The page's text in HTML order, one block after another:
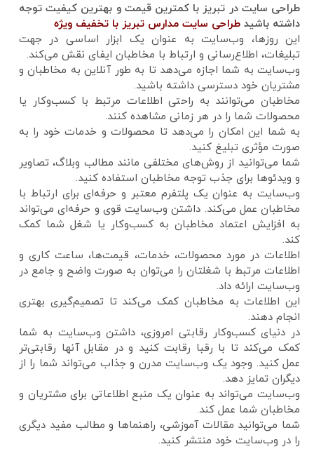
طراحی سایت در تبریز با کمترین قیمت و بهترین کیفیت توجه
داشته باشید طراحی سایت مدارس تبریز با تخفیف ویژه
این روزها، وب‌سایت به عنوان یک ابزار اساسی در جهت
تبلیغات، اطلاع‌رسانی و ارتباط با مخاطبان ایفای نقش می‌کند.
وب‌سایت به شما اجازه می‌دهد تا به طور آنلاین به مخاطبان و
مشتریان خود دسترسی داشته باشید.
مخاطبان می‌توانند به راحتی اطلاعات مرتبط با کسب‌وکار یا
محصولات شما را در هر زمانی مشاهده کنند.
به شما این امکان را می‌دهد تا محصولات و خدمات خود را به
صورت مؤثری تبلیغ کنید.
شما می‌توانید از روش‌های مختلفی مانند مطالب وبلاگ، تصاویر
و ویدئوها برای جذب توجه مخاطبان استفاده کنید.
وب‌سایت به عنوان یک پلتفرم معتبر و حرفه‌ای برای ارتباط با
مخاطبان عمل می‌کند. داشتن وب‌سایت قوی و حرفه‌ای می‌تواند
به افزایش اعتماد مخاطبان به کسب‌وکار یا شغل شما کمک
کند.
اطلاعات در مورد محصولات، خدمات، قیمت‌ها، ساعت کاری و
اطلاعات مرتبط با شغلتان را می‌توان به صورت واضح و جامع در
وب‌سایت ارائه داد.
این اطلاعات به مخاطبان کمک می‌کند تا تصمیم‌گیری بهتری
انجام دهند.
در دنیای کسب‌وکار رقابتی امروزی، داشتن وب‌سایت به شما
کمک می‌کند تا با رقبا رقابت کنید و در مقابل آنها رقابتی‌تر
عمل کنید. وجود یک وب‌سایت مدرن و جذاب می‌تواند شما را از
دیگران تمایز دهد.
وب‌سایت می‌تواند به عنوان یک منبع اطلاعاتی برای مشتریان و
مخاطبان شما عمل کند.
شما می‌توانید مقالات آموزشی، راهنماها و مطالب مفید دیگری
را در وب‌سایت خود منتشر کنید.